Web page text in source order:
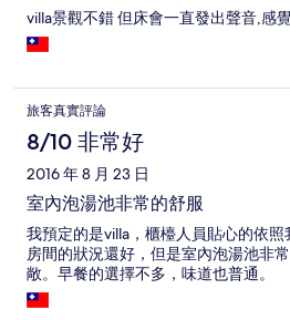
villa景觀不錯 但床會一直發出聲音,感
旅客真實評論
8/10 非常好
2016 年 8 月 23 日
室內泡湯池非常的舒服
我預定的是villa，櫃檯人員貼心的依照
房間的狀況還好，但是室內泡湯池非
敞。早餐的選擇不多，味道也普通。